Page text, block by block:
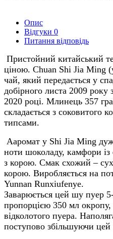
Опис
Відгуки 0
Питання відповідь
Пристойний китайський
ціною. Chuan Shi Jia Ming
чай, який передається у
добірного листа 2009 року
2020 році. Млинець 357
складається з соковитого
типсами.
Ааромат у Shi Jia Ming
ноти шоколаду, камфори із
з корою. Смак схожий –
корою. Виробляється на
Yunnan Runxiufenye.
Заварюється цей шу пуер
пропорцією 350 мл
відколотого пуера.
поступово збільшуючи